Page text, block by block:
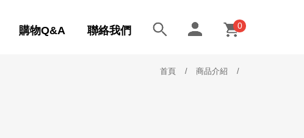
購物Q&A 聯絡我們 0
首頁 商品介紹